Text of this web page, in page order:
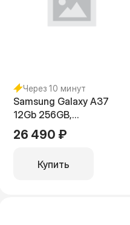
Через 10 минут
Samsung Galaxy A37
12Gb 256GB,
фиолетовый
26 490 ₽
Купить